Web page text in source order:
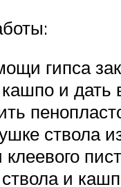
гипса
и дать
ствола
и